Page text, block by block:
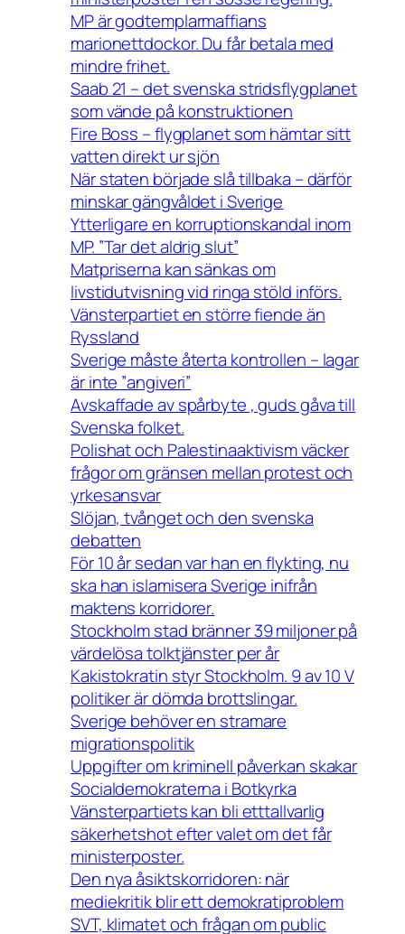
MP är godtemplarmaffians
marionettdockor. Du får betala med
mindre frihet.
Saab 21 – det svenska stridsflygplanet
som vände på konstruktionen
Fire Boss – flygplanet som hämtar sitt
vatten direkt ur sjön
När staten började slå tillbaka – därför
minskar gängvåldet i Sverige
Ytterligare en korruptionskandal inom
MP. ”Tar det aldrig slut”
Matpriserna kan sänkas om
livstidutvisning vid ringa stöld införs.
Vänsterpartiet en större fiende än
Ryssland
Sverige måste återta kontrollen – lagar
är inte ”angiveri”
Avskaffade av spårbyte , guds gåva till
Svenska folket.
Polishat och Palestinaaktivism väcker
frågor om gränsen mellan protest och
yrkesansvar
Slöjan, tvånget och den svenska
debatten
För 10 år sedan var han en flykting, nu
ska han islamisera Sverige inifrån
maktens korridorer.
Stockholm stad bränner 39 miljoner på
värdelösa tolktjänster per år
Kakistokratin styr Stockholm. 9 av 10 V
politiker är dömda brottslingar.
Sverige behöver en stramare
migrationspolitik
Uppgifter om kriminell påverkan skakar
Socialdemokraterna i Botkyrka
Vänsterpartiets kan bli etttallvarlig
säkerhetshot efter valet om det får
ministerposter.
Den nya åsiktskorridoren: när
mediekritik blir ett demokratiproblem
SVT, klimatet och frågan om public